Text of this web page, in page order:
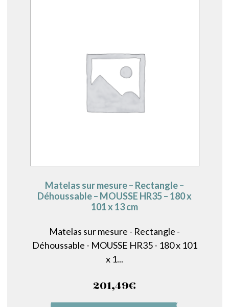
Matelas sur mesure – Rectangle –
Déhoussable – MOUSSE HR35 – 180 x
101 x 13 cm
Matelas sur mesure - Rectangle -
Déhoussable - MOUSSE HR35 - 180 x 101
x 1...
201,49€